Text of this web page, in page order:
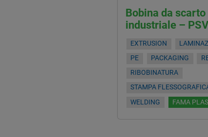
Bobina da scarto
industriale –
EXTRUSION
PE
PACKAGING
RIBOBINATURA
STAMPA
WELDING
FAMA